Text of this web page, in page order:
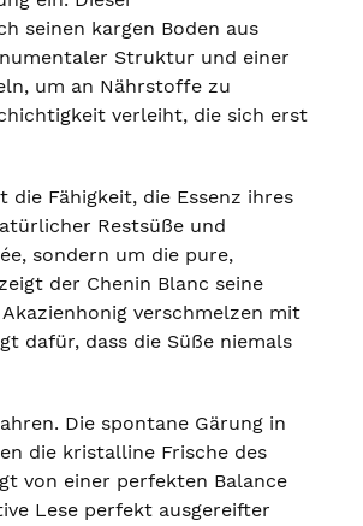
seinen kargen Boden aus
Struktur und einer
um an Nährstoffe zu
verleiht, die sich erst
die Fähigkeit, die Essenz ihres
Restsüße und
sondern um die pure,
der Chenin Blanc seine
verschmelzen mit
dafür, dass die Süße niemals
Die spontane Gärung in
die kristalline Frische des
von einer perfekten Balance
Lese perfekt ausgereifter